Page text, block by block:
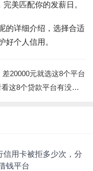
美匹配你的发薪日。
的详细介绍，选择合适
好个人信用。
20000元就选这8个平台
好借钱的软件容易通过吗？看看这8个贷款平台有没有能下款的
信用卡被拒多少次，分
钱平台